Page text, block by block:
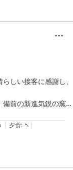
幸運でした。また翌
天の間」でいただく
とで嬉しく思いま
どがさりげなく飾ら
がたくさんお泊りに
感じます。こちらは
っとずっと残してい
しい接客に感謝し、
前の新進気鋭の窯を
| 夕食: 5 |